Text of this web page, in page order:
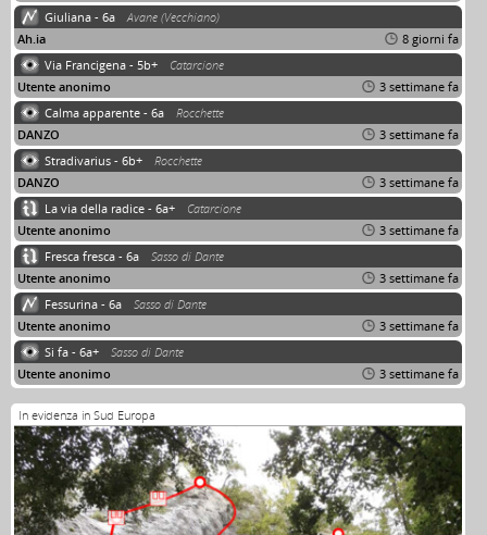
Giuliana - 6a
Avane (Vecchiano)
Ah.ia
8 giorni fa
Via Francigena - 5b+
Catarcione
Utente anonimo
3 settimane fa
Calma apparente - 6a
Rocchette
DANZO
3 settimane fa
Stradivarius - 6b+
Rocchette
DANZO
3 settimane fa
La via della radice - 6a+
Catarcione
Utente anonimo
3 settimane fa
Fresca fresca - 6a
Sasso di Dante
Utente anonimo
3 settimane fa
Fessurina - 6a
Sasso di Dante
Utente anonimo
3 settimane fa
Si fa - 6a+
Sasso di Dante
Utente anonimo
3 settimane fa
In evidenza in Sud Europa